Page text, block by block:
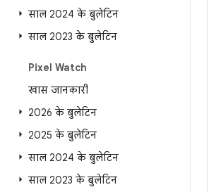
साल 2024 के बुलेटिन
साल 2023 के बुलेटिन
Pixel Watch
खास जानकारी
2026 के बुलेटिन
2025 के बुलेटिन
साल 2024 के बुलेटिन
साल 2023 के बुलेटिन